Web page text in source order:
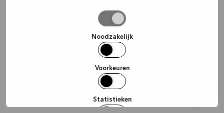
Noodzakelijk
Voorkeuren
Statistieken